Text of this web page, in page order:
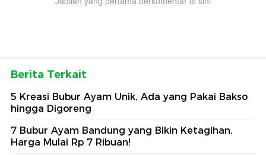
Berita Terkait
5 Kreasi Bubur Ayam Unik, Ada yang Pakai Bakso
hingga Digoreng
7 Bubur Ayam Bandung yang Bikin Ketagihan,
Harga Mulai Rp 7 Ribuan!